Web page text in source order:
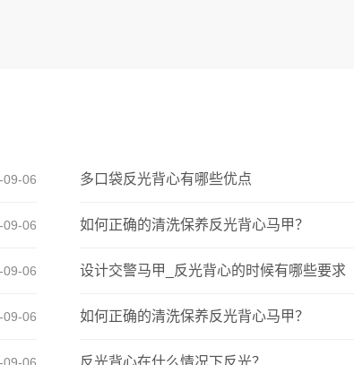
09-06 多口袋反光背心有哪些优点
09-06 如何正确的清洗保养反光背心马甲？
09-06 设计交警马甲_反光背心的时候有哪些要求
09-06 如何正确的清洗保养反光背心马甲？
反光背心在什么情况下反光？